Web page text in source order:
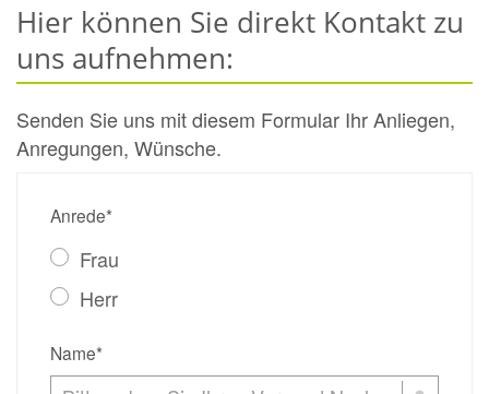
Hier können Sie direkt Kontakt zu
uns aufnehmen:
Senden Sie uns mit diesem Formular Ihr Anliegen,
Anregungen, Wünsche.
Anrede*
Frau
Herr
Name*